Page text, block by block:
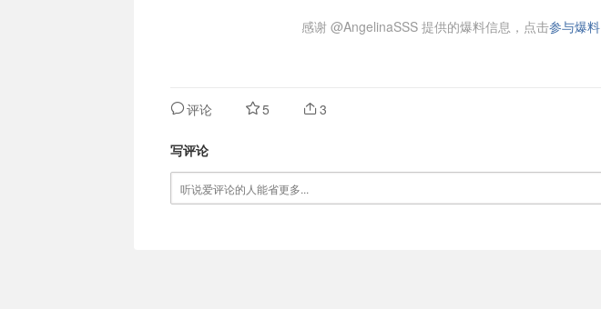
感谢 @AngelinaSSS 提供的爆料信息，点击参与爆料
评论 5 3
写评论